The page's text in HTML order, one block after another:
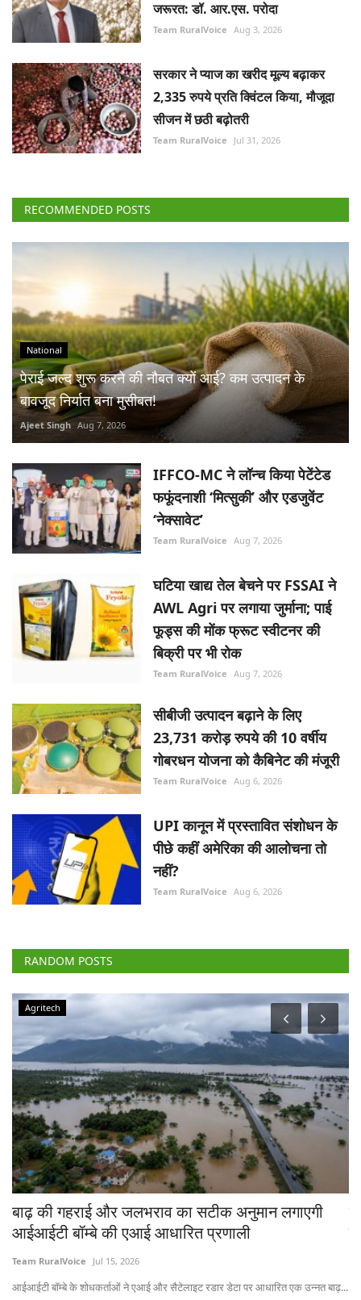
जरूरत: डॉ. आर.एस. परोदा
Team RuralVoice Aug 3, 2026
सरकार ने प्याज का खरीद मूल्य बढ़ाकर
2,335 रुपये प्रति क्विंटल किया, मौजूदा
सीजन में छठी बढ़ोतरी
Team RuralVoice Jul 31, 2026
RECOMMENDED POSTS
National
पेराई जल्द शुरू करने की नौबत क्यों आई? कम उत्पादन के
बावजूद निर्यात बना मुसीबत!
Ajeet Singh Aug 7, 2026
IFFCO-MC ने लॉन्च किया पेटेंटेड
फफूंदनाशी ‘मित्सुकी’ और एडजुवेंट
‘नेक्सावेट’
Team RuralVoice Aug 7, 2026
घटिया खाद्य तेल बेचने पर FSSAI ने
AWL Agri पर लगाया जुर्माना; पाई
फूड्स की मोंक फ्रूट स्वीटनर की
बिक्री पर भी रोक
Team RuralVoice Aug 7, 2026
सीबीजी उत्पादन बढ़ाने के लिए
23,731 करोड़ रुपये की 10 वर्षीय
गोबरधन योजना को कैबिनेट की मंजूरी
Team RuralVoice Aug 6, 2026
UPI कानून में प्रस्तावित संशोधन के
पीछे कहीं अमेरिका की आलोचना तो
नहीं?
Team RuralVoice Aug 6, 2026
RANDOM POSTS
Agritech
बाढ़ की गहराई और जलभराव का सटीक अनुमान लगाएगी
आईआईटी बॉम्बे की एआई आधारित प्रणाली
Team RuralVoice Jul 15, 2026
आईआईटी बॉम्बे के शोधकर्ताओं ने एआई और सैटेलाइट रडार डेटा पर आधारित एक उन्नत बाढ़...